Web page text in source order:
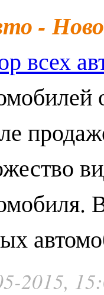
-
всех
2015,